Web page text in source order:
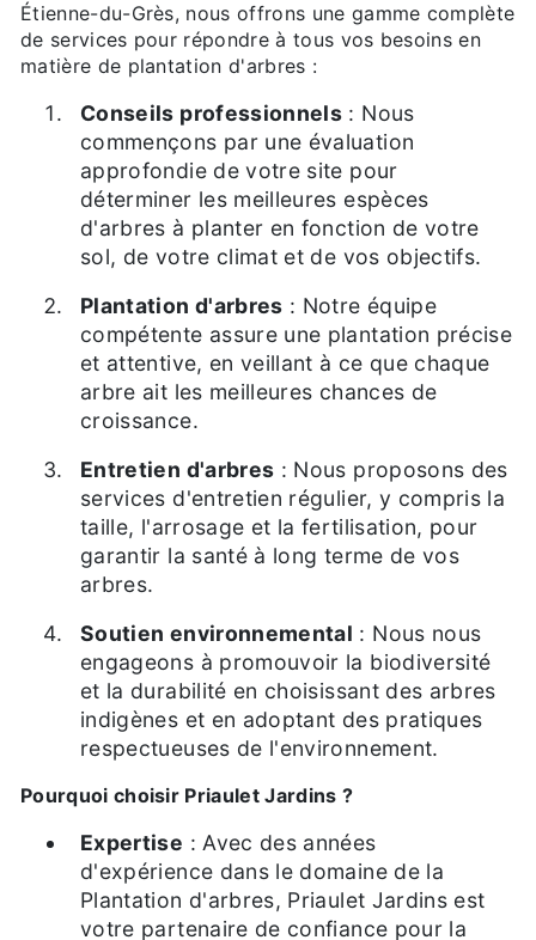
Étienne-du-Grès, nous offrons une gamme complète
de services pour répondre à tous vos besoins en
matière de plantation d'arbres :
Conseils professionnels : Nous
commençons par une évaluation
approfondie de votre site pour
déterminer les meilleures espèces
d'arbres à planter en fonction de votre
sol, de votre climat et de vos objectifs.
Plantation d'arbres : Notre équipe
compétente assure une plantation précise
et attentive, en veillant à ce que chaque
arbre ait les meilleures chances de
croissance.
Entretien d'arbres : Nous proposons des
services d'entretien régulier, y compris la
taille, l'arrosage et la fertilisation, pour
garantir la santé à long terme de vos
arbres.
Soutien environnemental : Nous nous
engageons à promouvoir la biodiversité
et la durabilité en choisissant des arbres
indigènes et en adoptant des pratiques
respectueuses de l'environnement.
Pourquoi choisir Priaulet Jardins ?
Expertise : Avec des années
d'expérience dans le domaine de la
Plantation d'arbres, Priaulet Jardins est
votre partenaire de confiance pour la